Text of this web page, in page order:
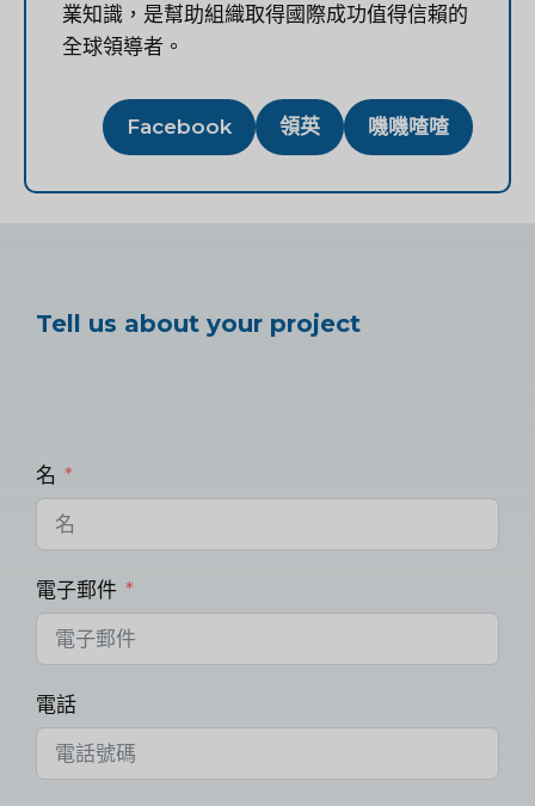
業知識，是幫助組織取得國際成功值得信賴的
全球領導者。
Facebook 領英 嘰嘰喳喳
Tell us about your project
名
電子郵件
電話